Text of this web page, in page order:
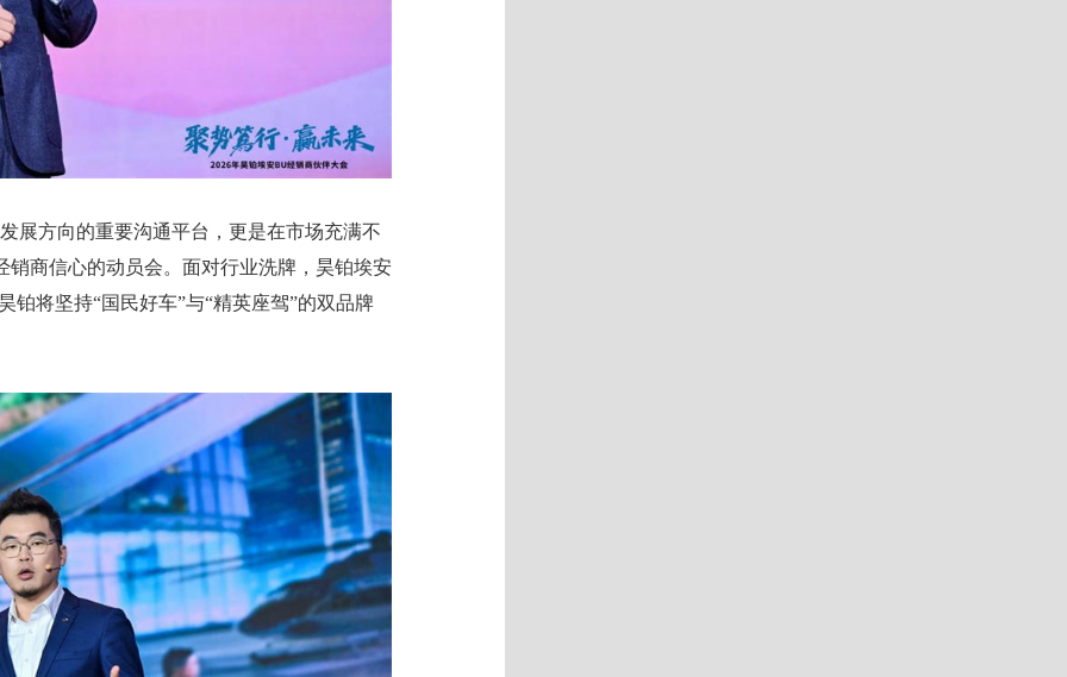
展方向的重要沟通平台，更是在市场充满不
商信心的动员会。面对行业洗牌，昊铂埃安
铂将坚持“国民好车”与“精英座驾”的双品牌